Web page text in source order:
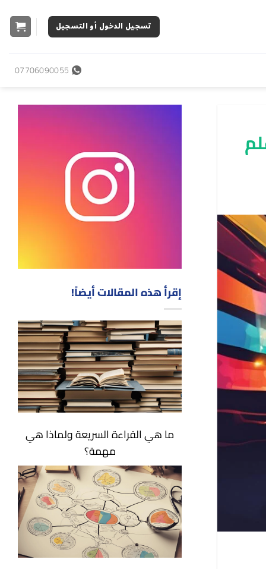
تسجيل الدخول أو التسجيل
07706090055
إقرأ هذه المقالات أيضاً!
ما هي القراءة السريعة ولماذا هي
مهمة؟